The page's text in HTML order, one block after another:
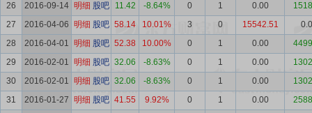
26
2016-09-14 明细 股吧 11.42 -8.64% 0 1 0.00
27
2016-04-06 明细 股吧 58.14 10.01% 3 0 15542.51
28
2016-04-01 明细 股吧 52.38 10.00% 0 1 0.00
29
2016-02-01 明细 股吧 32.06 -8.63% 0 1 0.00
30
2016-02-01 明细 股吧 32.06 -8.63% 0 1 0.00
31
2016-01-27 明细 股吧 41.55 9.92% 0 1 0.00